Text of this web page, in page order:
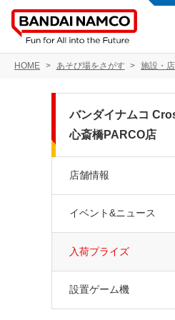
HOME あそび場をさがす 施設・
バンダイナムコ
心斎橋PARCO店
店舗情報
イベント&ニュース
入荷プライズ
設置ゲーム機